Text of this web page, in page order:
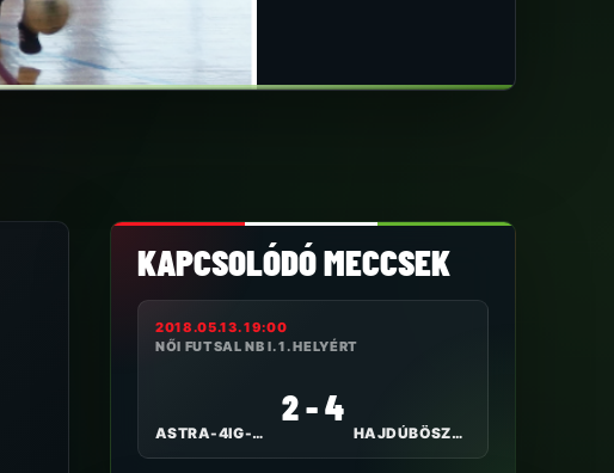
KAPCSOLÓDÓ MECCSEK
2018.05.13. 19:00
NŐI FUTSAL NB I. 1. HELYÉRT
ASTRA-4IG-KKFHÁZI BULLS
2 - 4
HAJDÚBÖSZÖRMÉNYI TE I.